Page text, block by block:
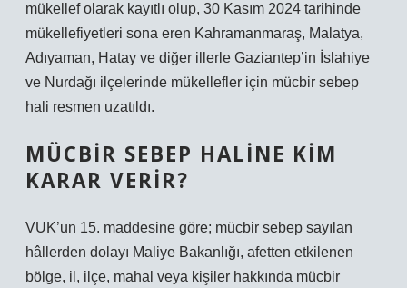
mükellef olarak kayıtlı olup, 30 Kasım 2024 tarihinde
mükellefiyetleri sona eren Kahramanmaraş, Malatya,
Adıyaman, Hatay ve diğer illerle Gaziantep’in İslahiye
ve Nurdağı ilçelerinde mükellefler için mücbir sebep
hali resmen uzatıldı.
MÜCBIR SEBEP HALINE KIM
KARAR VERIR?
VUK’un 15. maddesine göre; mücbir sebep sayılan
hâllerden dolayı Maliye Bakanlığı, afetten etkilenen
bölge, il, ilçe, mahal veya kişiler hakkında mücbir